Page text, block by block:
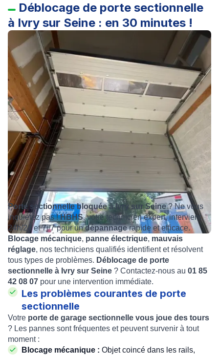
Déblocage de porte sectionnelle
à Ivry sur Seine : en 30 minutes !
Porte sectionnelle bloquée à Ivry sur Seine? Ne vous
inquiétez pas !HBHS, votre technicien expert, intervient
24h/24 et 7j/7 pour undépannagerapide et efficace.
Blocage mécanique, panne électrique, mauvais
réglage, nos techniciens qualifiés identifient et résolvent
tous types de problèmes. Déblocage de porte
sectionnelle à Ivry sur Seine ? Contactez-nous au 01 85
42 08 07 pour une intervention immédiate.
Les problèmes courantes de porte
sectionnelle
Votre porte de garage sectionnelle vous joue des tours
? Les pannes sont fréquentes et peuvent survenir à tout
moment :
Blocage mécanique : Objet coincé dans les rails,